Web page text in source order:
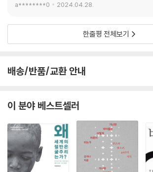
a********0 2024.04.28.
한줄평 전체보기
배송/반품/교환 안내
이 분야 베스트셀러